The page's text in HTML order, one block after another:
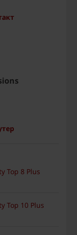
Top 8 Plus
Top 10 Plus